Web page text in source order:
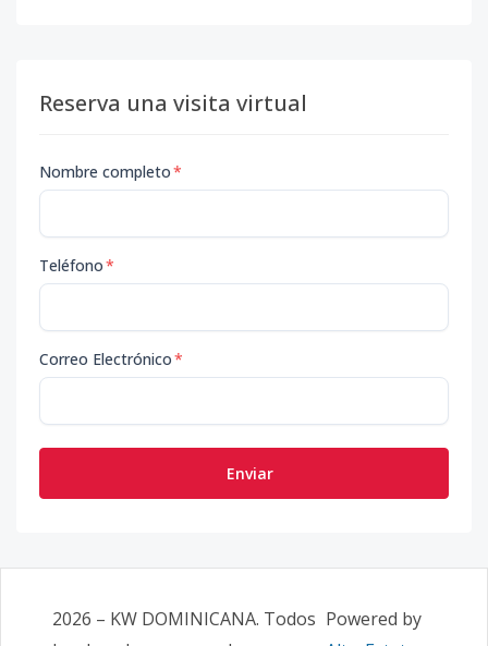
Reserva una visita virtual
Nombre completo*
Teléfono*
Correo Electrónico*
Enviar
2026 – KW DOMINICANA. Todos Powered by